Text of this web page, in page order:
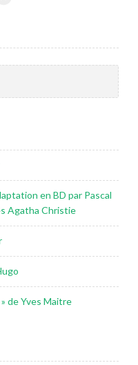
en BD par Pascal
Agatha Christie
de Yves Maitre